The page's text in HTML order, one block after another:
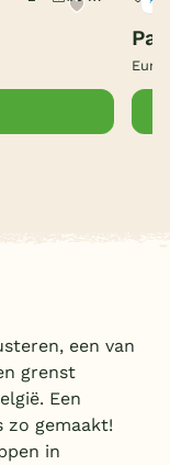
een van
grenst
Een
zo gemaakt!
in